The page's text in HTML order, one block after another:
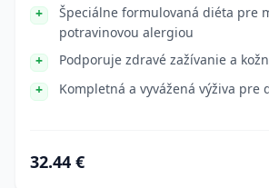
Špeciálne formulovaná diéta pre
potravinovou alergiou
Podporuje zdravé zažívanie a
Kompletná a vyvážená výživa pre
32.44 €